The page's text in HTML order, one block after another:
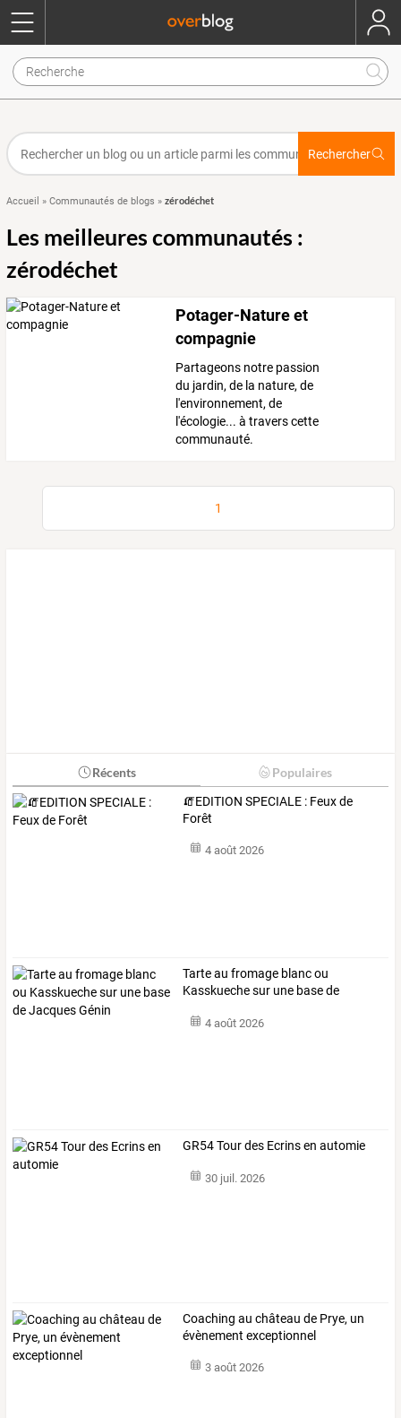
Rechercher
Accueil » Communautés de blogs » zérodéchet
Les meilleures communautés :
zérodéchet
Potager-Nature et
compagnie
Partageons notre passion
du jardin, de la nature, de
l'environnement, de
l'écologie... à travers cette
communauté.
1
Récents Populaires
🧯EDITION SPECIALE : Feux de
Forêt
4 août 2026
Tarteau fromage blancou
Kasskuechesur une basede
4 août 2026
GR54 Tour des Ecrins en automie
30 juil. 2026
Coaching au château de Prye, un
évènement exceptionnel
3 août 2026